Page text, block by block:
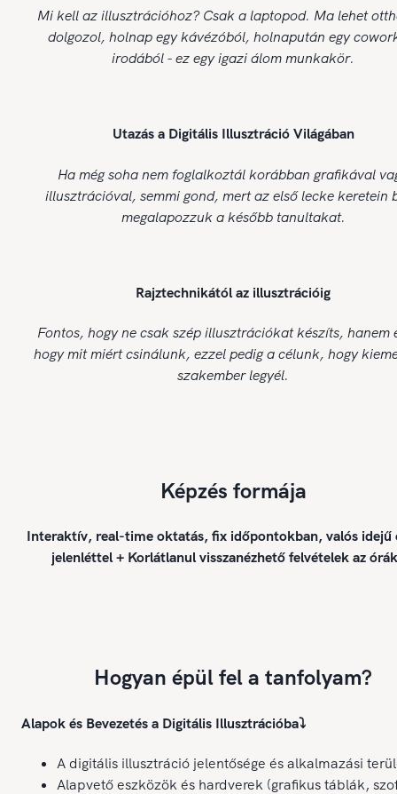
Mi kell az illusztrációhoz? Csak a laptopod. Ma lehet
dolgozol, holnap egy kávézóból, holnapután egy
irodából - ez egy igazi álom munkakör.
Utazás a Digitális Illusztráció Világában
Ha még soha nem foglalkoztál korábban grafikával
illusztrációval, semmi gond, mert az első lecke keretein
megalapozzuk a később tanultakat.
Rajztechnikától az illusztrációig
Fontos, hogy ne csak szép illusztrációkat készíts, hanem
hogy mit miért csinálunk, ezzel pedig a célunk, hogy
szakember legyél.
Képzés formája
Interaktív, real-time oktatás, fix időpontokban, valós
jelenléttel + Korlátlanul visszanézhető felvételek az
Hogyan épül fel a tanfolyam?
Alapok és Bevezetés a Digitális Illusztrációba⤵️
A digitális illusztráció jelentősége és alkalmazási
Alapvető eszközök és hardverek (grafikus táblák,